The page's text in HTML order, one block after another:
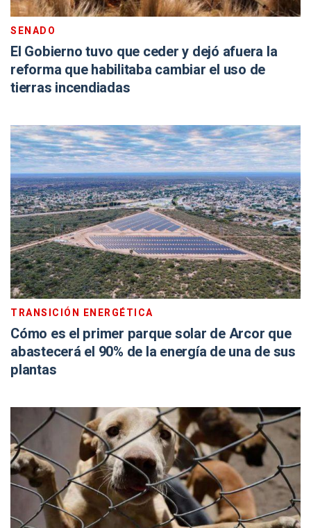
SENADO
El Gobierno tuvo que ceder y dejó afuera la
reforma que habilitaba cambiar el uso de
tierras incendiadas
TRANSICIÓN ENERGÉTICA
Cómo es el primer parque solar de Arcor que
abastecerá el 90% de la energía de una de sus
plantas